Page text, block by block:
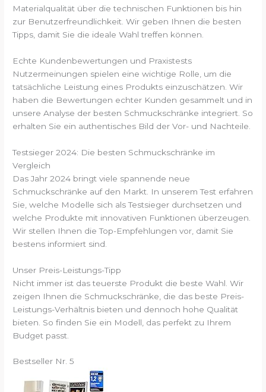
Materialqualität über die technischen Funktionen bis hin
zur Benutzerfreundlichkeit. Wir geben Ihnen die besten
Tipps, damit Sie die ideale Wahl treffen können.
Echte Kundenbewertungen und Praxistests
Nutzermeinungen spielen eine wichtige Rolle, um die
tatsächliche Leistung eines Produkts einzuschätzen. Wir
haben die Bewertungen echter Kunden gesammelt und in
unsere Analyse der besten Schmuckschränke integriert. So
erhalten Sie ein authentisches Bild der Vor- und Nachteile.
Testsieger 2024: Die besten Schmuckschränke im
Vergleich
Das Jahr 2024 bringt viele spannende neue
Schmuckschränke auf den Markt. In unserem Test erfahren
Sie, welche Modelle sich als Testsieger durchsetzen und
welche Produkte mit innovativen Funktionen überzeugen.
Wir stellen Ihnen die Top-Empfehlungen vor, damit Sie
bestens informiert sind.
Unser Preis-Leistungs-Tipp
Nicht immer ist das teuerste Produkt die beste Wahl. Wir
zeigen Ihnen die Schmuckschränke, die das beste Preis-
Leistungs-Verhältnis bieten und dennoch hohe Qualität
bieten. So finden Sie ein Modell, das perfekt zu Ihrem
Budget passt.
Bestseller Nr. 5